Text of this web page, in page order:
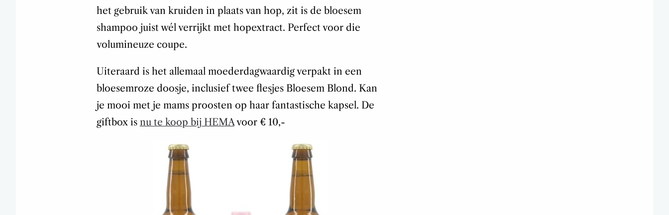
het gebruik van kruiden in plaats van hop, zit is de bloesem
shampoo juist wél verrijkt met hopextract. Perfect voor die
volumineuze coupe.
Uiteraard is het allemaal moederdagwaardig verpakt in een
bloesemroze doosje, inclusief twee flesjes Bloesem Blond. Kan
je mooi met je mams proosten op haar fantastische kapsel. De
giftbox is nu te koop bij HEMAvoor € 10,-